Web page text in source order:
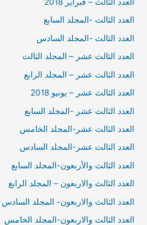
العدد الثالث -المجلد السابع
العدد الثالث -المجلد السادس
العدد الثالث عشر – المجلد الثالث
العدد الثالث عشر – المجلد الرابع
العدد الثالث عشر – يونيو 2018
العدد الثالث عشر -المجلد السابع
العدد الثالث عشر-المجلد الخامس
العدد الثالث عشر-المجلد السادس
العدد الثالث والأربعون-المجلد السابع
العدد الثالث والاربعون – المجلد الرابع
العدد الثالث والاربعون- المجلد السادس
العدد الثالث والاربعون-المجلد الخامس